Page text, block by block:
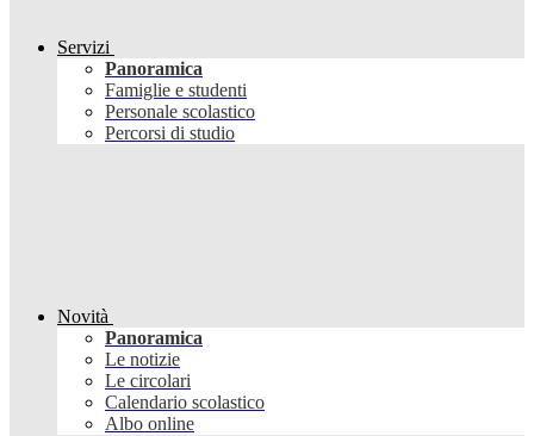
Servizi
Panoramica
Famiglie e studenti
Personale scolastico
Percorsi di studio
Novità
Panoramica
Le notizie
Le circolari
Calendario scolastico
Albo online